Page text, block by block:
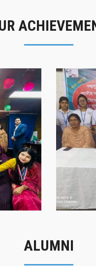
ALUMNI